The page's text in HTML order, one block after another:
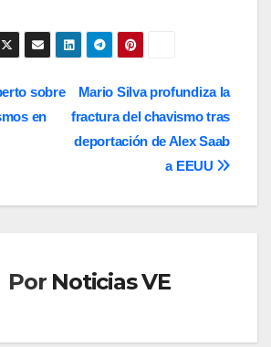
Mario Silva profundiza la
fractura del chavismo tras
deportación de Alex Saab
a EEUU
sobre
en
Por Noticias VE